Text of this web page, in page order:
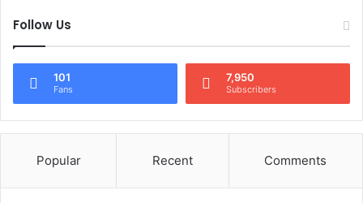
Follow Us
101
Fans
7,950
Subscribers
Popular Recent Comments